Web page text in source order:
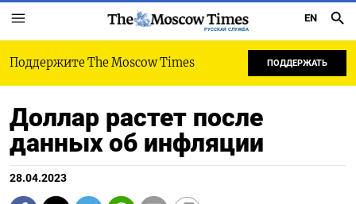
РУССКАЯ СЛУЖБА
EN
Поддержите The Moscow Times ПОДДЕРЖАТЬ
Доллар растет после
данных об инфляции
28.04.2023